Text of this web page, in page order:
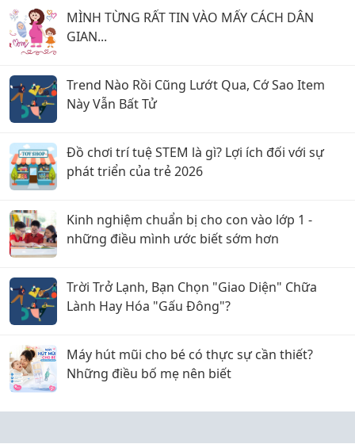
MÌNH TỪNG RẤT TIN VÀO MẤY CÁCH DÂN
GIAN...
Trend Nào Rồi Cũng Lướt Qua, Cớ Sao Item
Này Vẫn Bất Tử
Đồ chơi trí tuệ STEM là gì? Lợi ích đối với sự
phát triển của trẻ 2026
Kinh nghiệm chuẩn bị cho con vào lớp 1 -
những điều mình ước biết sớm hơn
Trời Trở Lạnh, Bạn Chọn "Giao Diện" Chữa
Lành Hay Hóa "Gấu Đông"?
Máy hút mũi cho bé có thực sự cần thiết?
Những điều bố mẹ nên biết